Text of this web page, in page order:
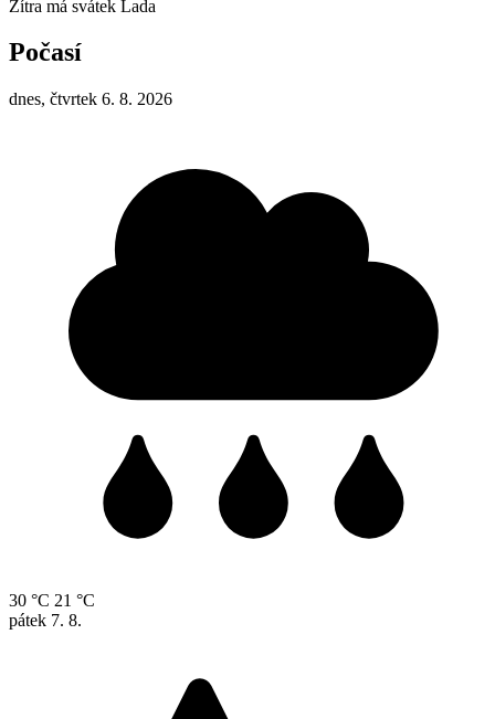
Zítra má svátek Lada
Počasí
dnes, čtvrtek 6. 8. 2026
30 °C 21 °C
pátek 7. 8.